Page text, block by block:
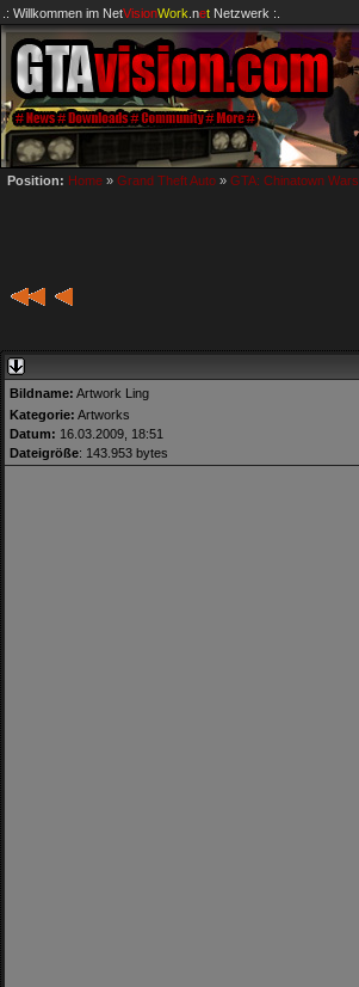
.: Willkommen im NetVisionWork .netNetzwerk :.
Position: Home » Grand Theft Auto » GTA: Chinatown Wars
Bildname: Artwork Ling
Kategorie: Artworks
Datum: 16.03.2009, 18:51
Dateigröße: 143.953 bytes